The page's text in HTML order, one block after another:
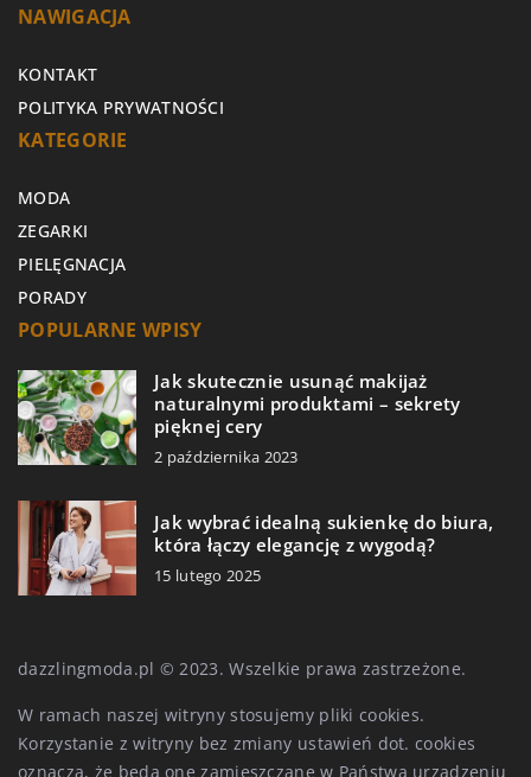
NAWIGACJA
KONTAKT
POLITYKA PRYWATNOŚCI
KATEGORIE
MODA
ZEGARKI
PIELĘGNACJA
PORADY
POPULARNE WPISY
Jak skutecznie usunąć makijaż
naturalnymi produktami – sekrety
pięknej cery
2 października 2023
Jak wybrać idealną sukienkę do biura,
która łączy elegancję z wygodą?
15 lutego 2025
dazzlingmoda.pl © 2023. Wszelkie prawa zastrzeżone.
W ramach naszej witryny stosujemy pliki cookies.
Korzystanie z witryny bez zmiany ustawień dot. cookies
oznacza, że będą one zamieszczane w Państwa urządzeniu